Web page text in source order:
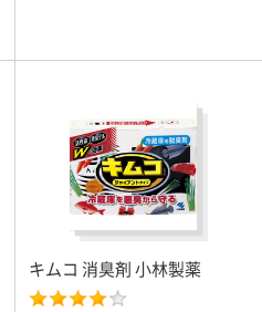
キムコ 消臭剤 小林製薬